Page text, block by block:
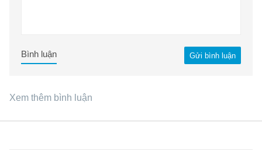
Gửi bình luận
Bình luận
Xem thêm bình luận